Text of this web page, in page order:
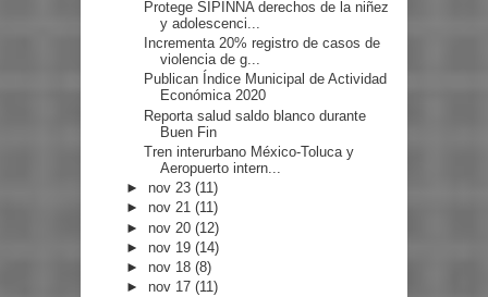
Protege SIPINNA derechos de la niñez
y adolescenci...
Incrementa 20% registro de casos de
violencia de g...
Publican Índice Municipal de Actividad
Económica 2020
Reporta salud saldo blanco durante
Buen Fin
Tren interurbano México-Toluca y
Aeropuerto intern...
► nov 23(11)
► nov 21(11)
► nov 20(12)
► nov 19(14)
► nov 18(8)
► nov 17(11)